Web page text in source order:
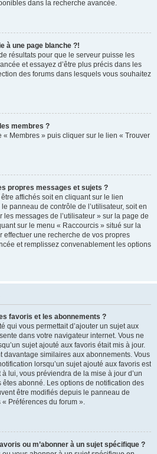
dans la recherche avancée.
à une page blanche ?!
résultats pour que le serveur puisse les
et essayez d’être plus précis dans les
des forums dans lesquels vous souhaitez
membres ?
Membres » puis cliquer sur le lien « Trouver
propres messages et sujets ?
affichés soit en cliquant sur le lien
panneau de contrôle de l’utilisateur, soit en
messages de l’utilisateur » sur la page de
sur le menu « Raccourcis » situé sur la
effectuer une recherche de vos propres
et remplissez convenablement les options
favoris et les abonnements ?
qui vous permettait d’ajouter un sujet aux
dans votre navigateur internet. Vous ne
sujet ajouté aux favoris était mis à jour.
davantage similaires aux abonnements. Vous
lorsqu’un sujet ajouté aux favoris est
lui, vous préviendra de la mise à jour d’un
êtes abonné. Les options de notification des
être modifiés depuis le panneau de
« Préférences du forum ».
ou m’abonner à un sujet spécifique ?